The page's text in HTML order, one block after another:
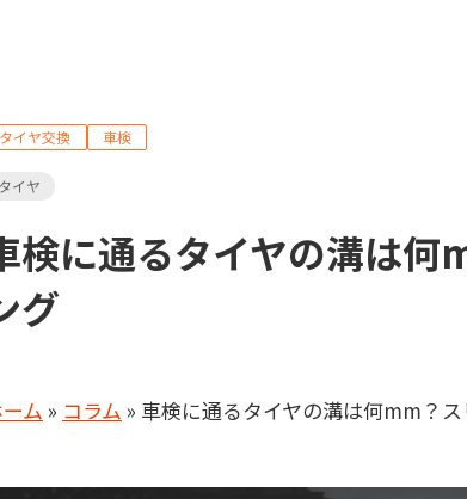
タイヤ交換 車検
タイヤ
検に通るタイヤの溝は何
グ
ム » コラム » 車検に通るタイヤの溝は何mm？